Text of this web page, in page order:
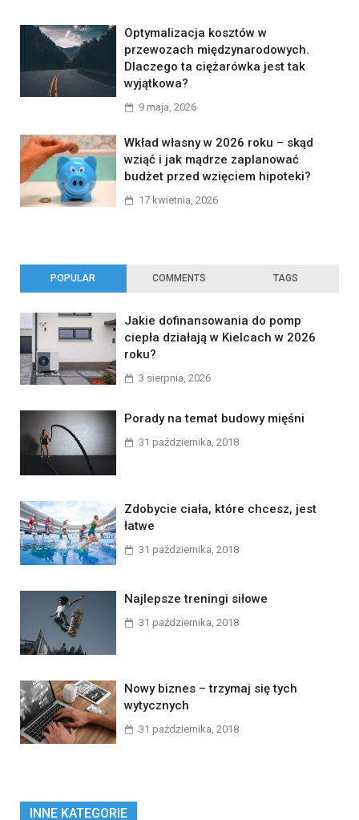
Optymalizacja kosztów w
przewozach międzynarodowych.
Dlaczego ta ciężarówka jest tak
wyjątkowa?
9 maja, 2026
Wkład własny w 2026 roku – skąd
wziąć i jak mądrze zaplanować
budżet przed wzięciem hipoteki?
17 kwietnia, 2026
POPULAR COMMENTS TAGS
Jakie dofinansowania do pomp
ciepła działają w Kielcach w 2026
roku?
3 sierpnia, 2026
Porady na temat budowy mięśni
31 października, 2018
Zdobycie ciała, które chcesz, jest
łatwe
31 października, 2018
Najlepsze treningi siłowe
31 października, 2018
Nowy biznes – trzymaj się tych
wytycznych
31 października, 2018
INNE KATEGORIE